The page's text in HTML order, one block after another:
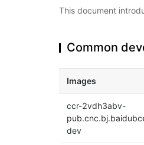
This document
Common
Images
ccr-2vdh3abv-
dev